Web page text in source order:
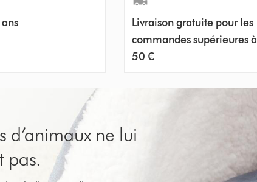
Livraison gratuite pour les
commandes supérieures à
50 €
d’animaux ne lui
pas.